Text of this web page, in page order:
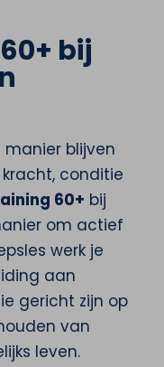
bij
blijven
conditie
60+ bij
om actief
werk je
aan
gericht zijn op
van
leven.